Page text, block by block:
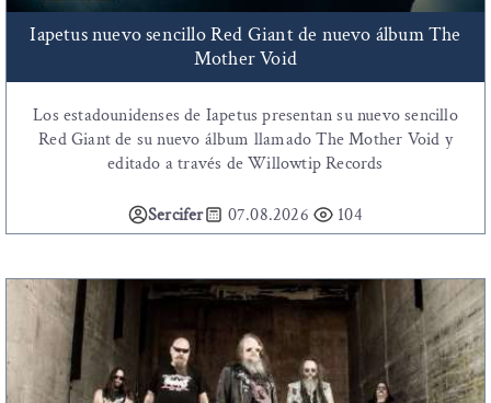
Iapetus nuevo sencillo Red Giant de nuevo álbum The
Mother Void
Los estadounidenses de Iapetus presentan su nuevo sencillo
Red Giant de su nuevo álbum llamado The Mother Void y
editado a través de Willowtip Records
Sercifer 07.08.2026 104